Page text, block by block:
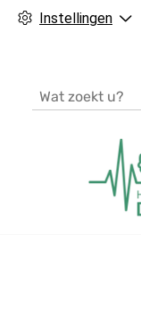
Instellingen